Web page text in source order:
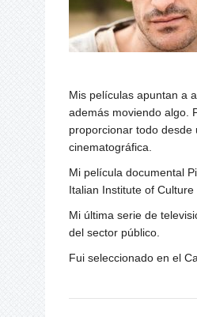
Mis películas apuntan a
además moviendo algo.
proporcionar todo desde
cinematográfica.
Mi película documental
Italian Institute of Culture
Mi última serie de
​​del sector público.
Fui seleccionado en el